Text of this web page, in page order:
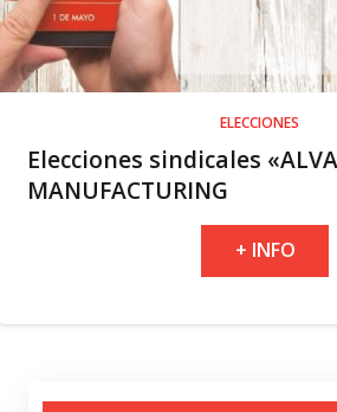
ELECCIONES
Elecciones sindicales
MANUFACTURING
+ INFO